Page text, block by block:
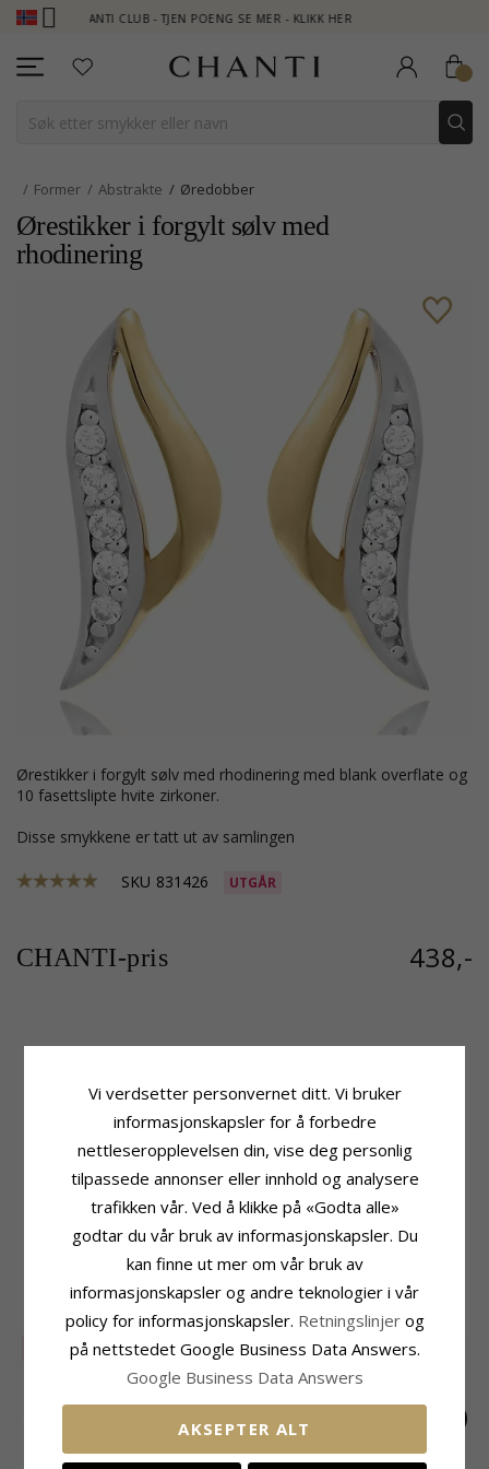
CHANTI CLUB - TJEN POENG SE MER - KLIKK HER
Former Abstrakte Øredobber
Ørestikker i forgylt sølv med
rhodinering
ørestikker i forgylt sølv med rhodinering med blank overflate og
10 fasettslipte hvite zirkoner.
Disse smykkene er tatt ut av samlingen
SKU 831426 UTGÅR
CHANTI-pris 438,-
Edelmetall:
Forgylt Sølv Med Rhodinering
Overflate: Blank
Sliping:Fasettslipt
Farge:Hvit
Stein:Zirkon
Størrelse
16,0 mm
Leveringstid
Leveringstid: Ca. 5-10 Hverdager
MEST POPULÆRE PRODUKTER I
KATEGORIEN
25%
Vi verdsetter personvernet ditt. Vi bruker
informasjonskapsler for å forbedre
nettleseropplevelsen din, vise deg personlig
tilpassede annonser eller innhold og analysere
trafikken vår. Ved å klikke på «Godta alle»
godtar du vår bruk av informasjonskapsler. Du
kan finne ut mer om vår bruk av
informasjonskapsler og andre teknologier i vår
policy for informasjonskapsler. Retningslinjer og
på nettstedet Google Business Data Answers.
Google Business Data Answers
AKSEPTER ALT